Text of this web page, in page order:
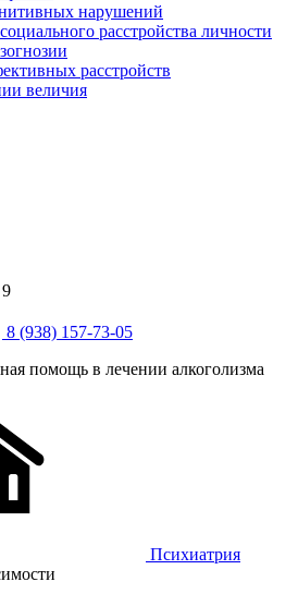
нарушений
расстройства личности
расстройств
величия
8 (938) 157-73-05
помощь в лечении алкоголизма
Психиатрия